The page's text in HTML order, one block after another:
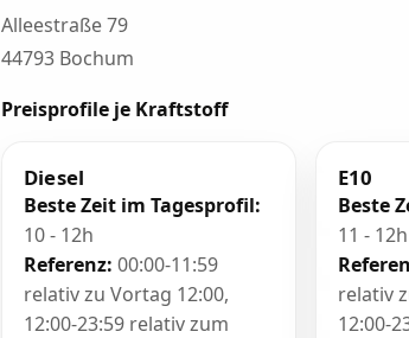
Alleestraße 79
44793 Bochum
Preisprofile je Kraftstoff
Diesel
Beste Zeit im Tagesprofil:
10 - 12h
Referenz: 00:00-11:59
relativ zu Vortag 12:00,
12:00-23:59 relativ zum
E10
Beste
11 - 12h
relativ
12:00-